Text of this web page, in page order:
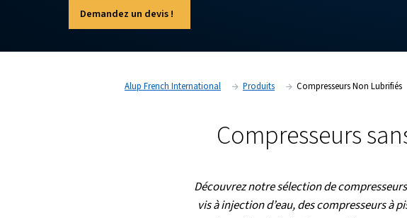
les industries où la pureté de l’air est cruciale, telles que
pharmaceutique, l’agroalimentaire et la fabrication
Demandez un devis !
Alup French International Produits